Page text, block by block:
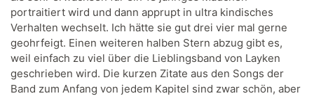
portraitiert wird und dann apprupt in ultra kindisches
Verhalten wechselt. Ich hätte sie gut drei vier mal gerne
geohrfeigt. Einen weiteren halben Stern abzug gibt es,
weil einfach zu viel über die Lieblingsband von Layken
geschrieben wird. Die kurzen Zitate aus den Songs der
Band zum Anfang von jedem Kapitel sind zwar schön, aber